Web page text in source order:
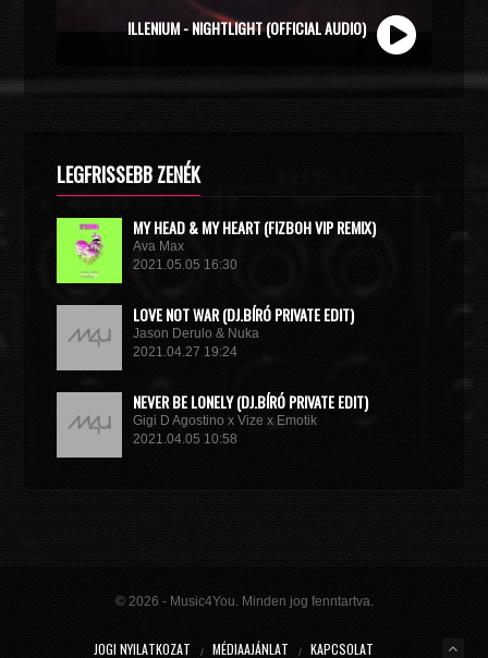
ILLENIUM - NIGHTLIGHT (OFFICIAL AUDIO)
ZOLI VEKONY X CALIDORA - MINDIG NYÁR (OFFICIAL
MUSIC VIDEO)
LEGFRISSEBB ZENÉK
MY HEAD & MY HEART (FIZBOH VIP REMIX)
Ava Max
2021.05.05 16:30
LOVE NOT WAR (DJ.BÍRÓ PRIVATE EDIT)
Jason Derulo & Nuka
2021.04.27 19:24
NEVER BE LONELY (DJ.BÍRÓ PRIVATE EDIT)
Gigi D Agostino x Vize x Emotik
2021.04.05 10:58
GET IN TROUBLE (SO WHAT) (DJ.BÍRÓ PRIVATE EDIT)
Willcox
© 2026 - Music4You. Minden jog fenntartva.
JOGI NYILATKOZAT MÉDIAAJÁNLAT KAPCSOLAT